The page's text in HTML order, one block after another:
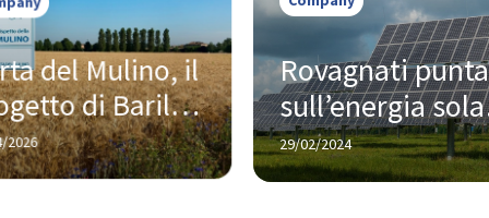
del Mulino, il
di Barilla
porta
e
2026
Rovagnati punta
sull’energia
per uno
sostenibile
29/02/2024